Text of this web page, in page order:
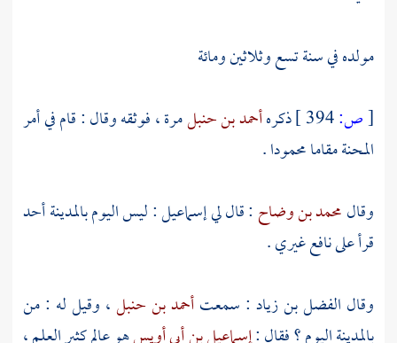
مولده في سنة تسع وثلاثين ومائة
[ص: ذكرهأحمد بن حنبلمرة ، فوثقه وقال : قام في أمر
المحنة مقاما محمودا .
وقالمحمد بن وضاح : قال ليإسماعيل: ليس اليومبالمدينةأحد
قرأ علىنافعغيري .
وقال الفضل بن زياد : سمعتأحمد بن حنبل، وقيل له : من